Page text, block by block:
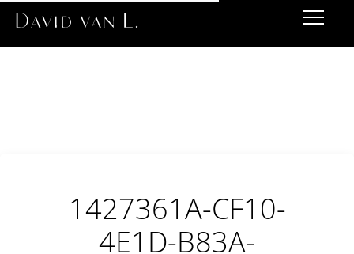
1427361A-CF10-
4E1D-B83A-